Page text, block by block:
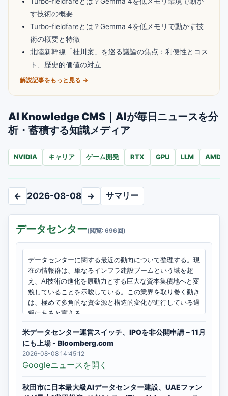
す技術の概要
Turbo-fieldfareとは？Gemma 4を低メモリで動かす技
術の概要と特徴
北陸新幹線「桂川案」を巡る議論の焦点：利便性とコス
ト、歴史的価値の対立
解説記事をもっと見る →
AI Knowledge CMS｜AIが毎日ニュースを分
析・蓄積する知識メディア
NVIDIA キャリア ゲーム開発 RTX GPU LLM AMD
← 2026-08-08 → サマリー
データセンター(閲覧: 696回)
米データセンター運営スイッチ、IPOを非公開申請－11月
にも上場 - Bloomberg.com
2026-08-08 14:45:12
Googleニュースを開く
秋田市に日本最大級AIデータセンター建設、UAEファン